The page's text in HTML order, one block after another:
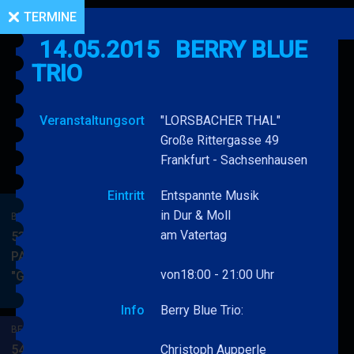
BERRY BLUE & BAND
53. JAZZ Matinee in den
PARKSIDE STUDIOS
"Gypsy Jazz"
&
BERRY BLUE & BAND
54. JAZZ Matinee in den
TERMINE
14.05.2015
BERRY BLUE
TRIO
Veranstaltungsort
"LORSBACHER THAL"
Große Rittergasse 49
Frankfurt - Sachsenhausen
Eintritt
Entspannte Musik
in Dur & Moll
am Vatertag
von18:00 - 21:00 Uhr
Info Berry Blue Trio:
Christoph Aupperle